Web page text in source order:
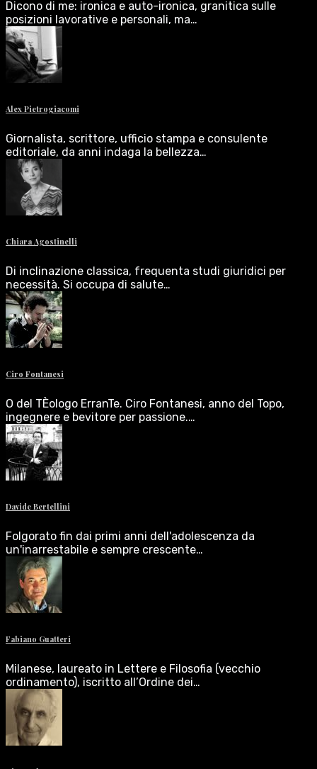
Dicono di me: ironica e auto-ironica, granitica sulle
posizioni lavorative e personali, ma…
Alex Pietrogiacomi
Giornalista, scrittore, ufficio stampa e consulente
editoriale, da anni indaga la bellezza…
Chiara Agostinelli
Di inclinazione classica, frequenta studi giuridici per
necessità. Si occupa di salute…
Ciro Fontanesi
O del TÈologo ErranTe. Ciro Fontanesi, anno del Topo,
ingegnere e bevitore per passione.…
Davide Bertellini
Folgorato fin dai primi anni dell'adolescenza da
un'inarrestabile e sempre crescente…
Fabiano Guatteri
Milanese, laureato in Lettere e Filosofia (vecchio
ordinamento), iscritto all’Ordine dei…